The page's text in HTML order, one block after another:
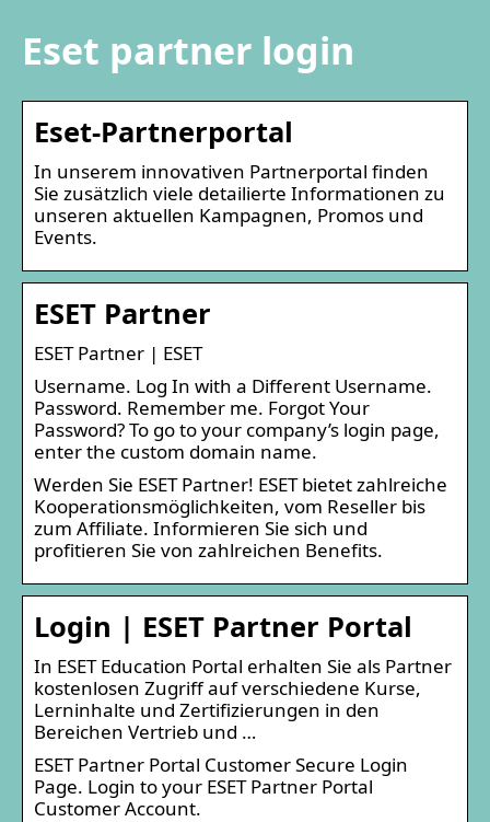
Eset partner login
Eset-Partnerportal
In unserem innovativen Partnerportal finden
Sie zusätzlich viele detailierte Informationen zu
unseren aktuellen Kampagnen, Promos und
Events.
ESET Partner
ESET Partner | ESET
Username. Log In with a Different Username.
Password. Remember me. Forgot Your
Password? To go to your company’s login page,
enter the custom domain name.
Werden Sie ESET Partner! ESET bietet zahlreiche
Kooperationsmöglichkeiten, vom Reseller bis
zum Affiliate. Informieren Sie sich und
profitieren Sie von zahlreichen Benefits.
Login | ESET Partner Portal
In ESET Education Portal erhalten Sie als Partner
kostenlosen Zugriff auf verschiedene Kurse,
Lerninhalte und Zertifizierungen in den
Bereichen Vertrieb und …
ESET Partner Portal Customer Secure Login
Page. Login to your ESET Partner Portal
Customer Account.